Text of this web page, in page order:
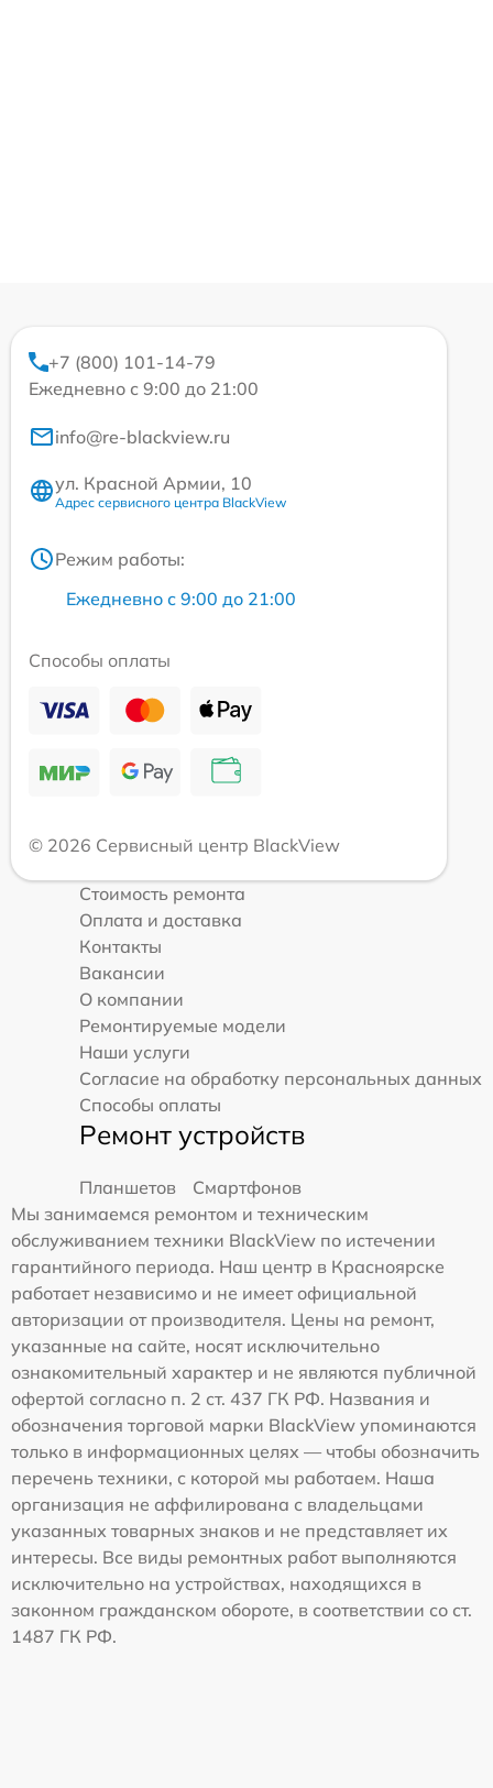
+7 (800) 101-14-79
Ежедневно с 9:00 до 21:00
info@re-blackview.ru
ул. Красной Армии, 10
Адрес сервисного центра BlackView
Режим работы:
Ежедневно с 9:00 до 21:00
Способы оплаты
© 2026 Сервисный центр BlackView
Стоимость ремонта
Оплата и доставка
Контакты
Вакансии
О компании
Ремонтируемые модели
Наши услуги
Согласие на обработку персональных данных
Способы оплаты
Ремонт устройств
Планшетов
Смартфонов
Мы занимаемся ремонтом и техническим
обслуживанием техники BlackView по истечении
гарантийного периода. Наш центр в Красноярске
работает независимо и не имеет официальной
авторизации от производителя. Цены на ремонт,
указанные на сайте, носят исключительно
ознакомительный характер и не являются публичной
офертой согласно п. 2 ст. 437 ГК РФ. Названия и
обозначения торговой марки BlackView упоминаются
только в информационных целях — чтобы обозначить
перечень техники, с которой мы работаем. Наша
организация не аффилирована с владельцами
указанных товарных знаков и не представляет их
интересы. Все виды ремонтных работ выполняются
исключительно на устройствах, находящихся в
законном гражданском обороте, в соответствии со ст.
1487 ГК РФ.